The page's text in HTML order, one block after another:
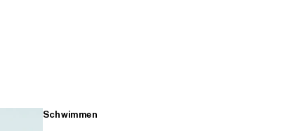
Schwimmen